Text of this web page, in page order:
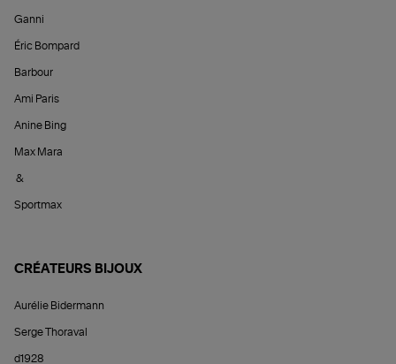
Ganni
Éric Bompard
Barbour
Ami Paris
Anine Bing
Max Mara
&
Sportmax
CRÉATEURS BIJOUX
Aurélie Bidermann
Serge Thoraval
d1928